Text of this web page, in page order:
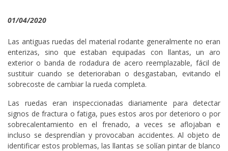
01/04/2020
Las antiguas ruedas del material rodante generalmente no eran
enterizas, sino que estaban equipadas con llantas, un aro
exterior o banda de rodadura de acero reemplazable, fácil de
sustituir cuando se deterioraban o desgastaban, evitando el
sobrecoste de cambiar la rueda completa.
Las ruedas eran inspeccionadas diariamente para detectar
signos de fractura o fatiga, pues estos aros por deterioro o por
sobrecalentamiento en el frenado, a veces se aflojaban e
incluso se desprendían y provocaban accidentes. Al objeto de
identificar estos problemas, las llantas se solían pintar de blanco